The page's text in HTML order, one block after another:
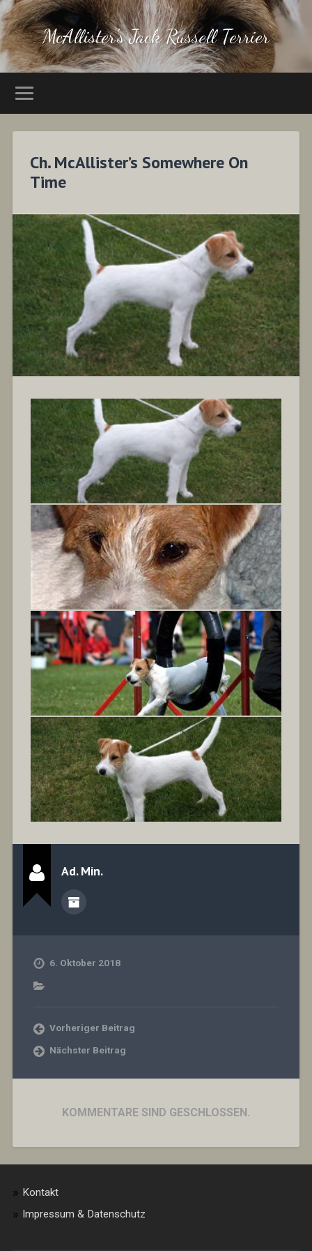
McAllister's Jack Russell Terrier
Ch. McAllister’s Somewhere On
Time
Ad. Min.
6. Oktober 2018
Vorheriger Beitrag
Nächster Beitrag
KOMMENTARE SIND GESCHLOSSEN.
Kontakt
Impressum & Datenschutz